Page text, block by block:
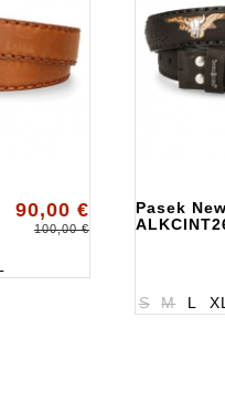
90,00 €
100,00 €
Pasek
S M L XL